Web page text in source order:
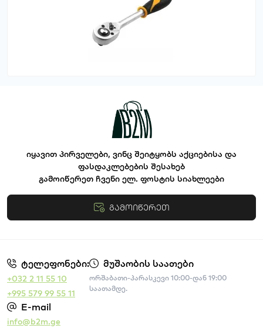
იყავით პირველები, ვინც შეიტყობს აქციებისა და
ფასდაკლებების შესახებ
გამოიწერეთ ჩვენი ელ. ფოსტის სიახლეები
გამოიწერეთ
წესები და პირობები
ტელეფონები:
+032 2 11 55 10
+995 579 99 55 11
მუშაობის საათები
ორშაბათი-პარასკევი 10:00-დან 19:00
საათამდე.
E-mail
info@b2m.ge